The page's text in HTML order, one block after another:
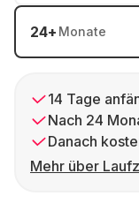
24+ Monate
14 Tage
Nach 24
Danach
Mehr über